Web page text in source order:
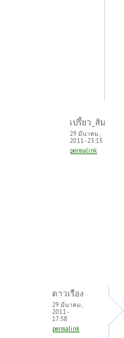
เปรี้ยว_ส้ม
29 มีนาคม,
2011 - 23:15
permalink
ดาวเรือง
29 มีนาคม,
2011 -
17:58
permalink